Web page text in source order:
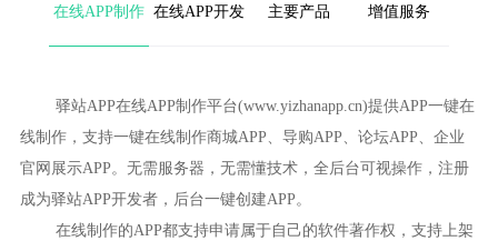
在线APP制作 在线APP开发 主要产品 增值服务
驿站APP在线APP制作平台(www.yizhanapp.cn)提供APP一键在
线制作，支持一键在线制作商城APP、导购APP、论坛APP、企业
官网展示APP。无需服务器，无需懂技术，全后台可视操作，注册
成为驿站APP开发者，后台一键创建APP。
在线制作的APP都支持申请属于自己的软件著作权，支持上架